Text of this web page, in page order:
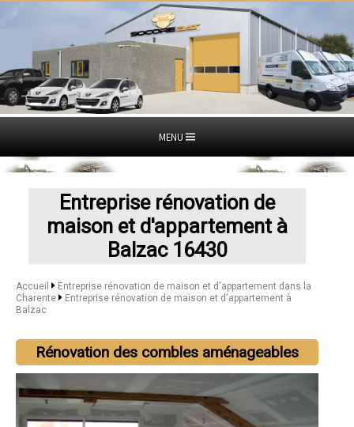
MENU
Entreprise rénovation de
maison et d'appartement à
Balzac 16430
Accueil
Entreprise rénovation de maison et d'appartement dans la
Charente
Entreprise rénovation de maison et d'appartement à
Balzac
Rénovation des combles aménageables